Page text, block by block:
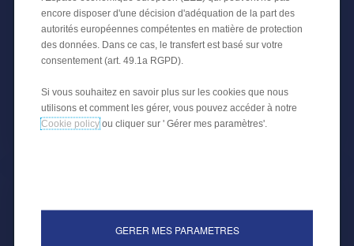
TITRISATION
CREDIPAR finalise sa quatrième titrisation publique
pour un montant total de 650 millions d'euros
ACTUALITÉS FINANCIÈRES
encore disposer d'une décision d'adéquation de la part des
autorités européennes compétentes en matière de protection
des données. Dans ce cas, le transfert est basé sur votre
consentement (art. 49.1a RGPD).
Si vous souhaitez en savoir plus sur les cookies que nous
utilisons et comment les gérer, vous pouvez accéder à notre
Cookie policy ou cliquer sur ' Gérer mes paramètres'.
GERER MES PARAMETRES